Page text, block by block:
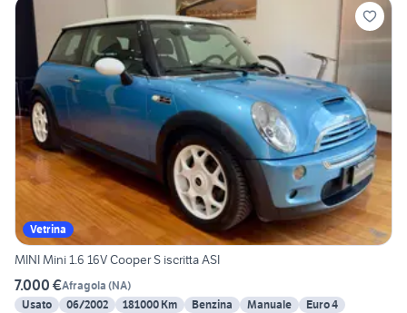
Vetrina
MINI Mini 1.6 16V Cooper S iscritta ASI
7.000 €Afragola (NA)
Usato
06/2002 181000 Km Benzina Manuale
Euro 4